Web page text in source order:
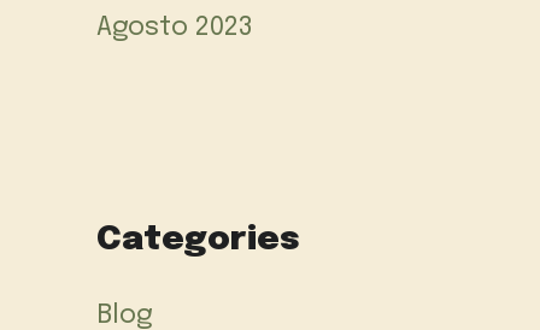
Agosto 2023
Categories
Blog